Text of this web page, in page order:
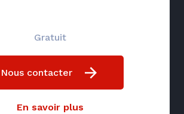
Gratuit
Nous contacter
En savoir plus